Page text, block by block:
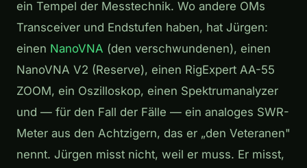
ein Tempel der Messtechnik. Wo andere OMs
Transceiver und Endstufen haben, hat Jürgen:
einen NanoVNA (den verschwundenen), einen
NanoVNA V2 (Reserve), einen RigExpert AA-55
ZOOM, ein Oszilloskop, einen Spektrumanalyzer
und — für den Fall der Fälle — ein analoges SWR-
Meter aus den Achtzigern, das er „den Veteranen"
nennt. Jürgen misst nicht, weil er muss. Er misst,